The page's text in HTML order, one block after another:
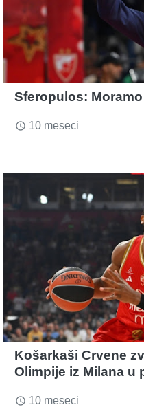
Sferopulos:
access_time 10 meseci
Košarkaši Crvene
Olimpije iz Milana u
access_time 10 meseci